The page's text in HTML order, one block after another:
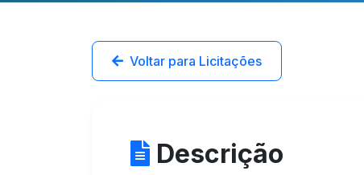
Voltar para Licitações
Descrição